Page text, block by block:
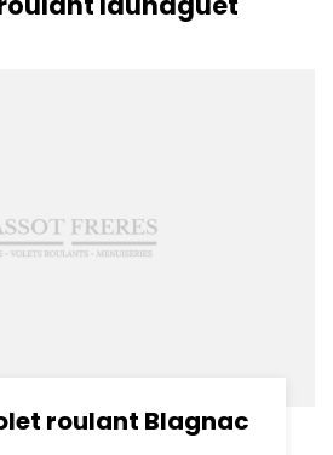
roulant Blagnac